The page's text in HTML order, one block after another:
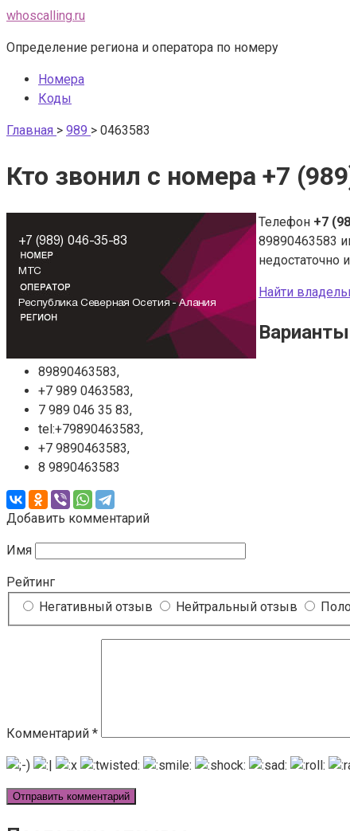
Перейти
контенту
whoscalling.ru
Определение региона и оператора по номеру
Номера
Коды
Главная > 989 > 0463583
Кто звонил с номера +7
Телефон +7
89890463583
недостаточно
Найти
89890463583,
+7 989 0463583,
7 989 046 35 83,
tel:+79890463583,
+7 9890463583,
8 9890463583
Добавить комментарий
Имя
Рейтинг
Негативный отзыв
Нейтральный отзыв
Комментарий *